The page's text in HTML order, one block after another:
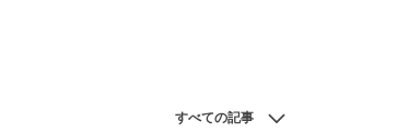
すべての記事